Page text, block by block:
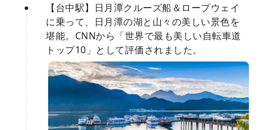
【台中駅】日月潭クルーズ船＆ロープウェイ
に乗って、日月潭の湖と山々の美しい景色を
堪能。CNNから「世界で最も美しい自転車道
トップ10」として評価されました。